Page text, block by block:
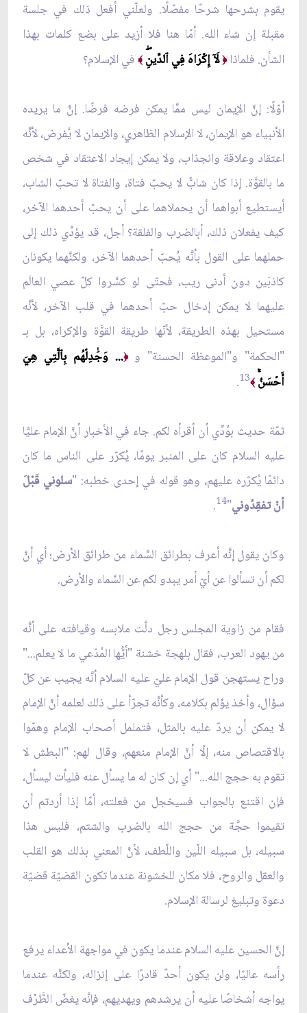
يقوم بشرحها شرحًا مفصّلًا. ولعلّني أفعل ذلك في جلسة
مقبلة إن شاء الله. أمّا هنا فلا أزيد على بضع كلمات بهذا
الشأن. فلماذا﴿لَآ إِكۡرَاهَ فِي ٱلدِّينِۖ ﴾في الإسلام؟
أوّلًا: إنَّ الإيمان ليس ممَّا يمكن فرضه فرضًا. إنَّ ما يريده
الأنبياء هو الإيمان، لا الإسلام الظاهري، والإيمان لا يُفرض، لأنَّه
اعتقاد وعلاقة وانجذاب، ولا يمكن إيجاد الاعتقاد في شخص
ما بالقوَّة. إذا كان شابٌّ لا يحبّ فتاة، والفتاة لا تحبّ الشاب،
أيستطيع أبواهما أن يحملاهما على أن يحبّ أحدهما الآخر،
كيف يفعلان ذلك، أبالضرب والفلقة؟ أجل، قد يؤدِّي ذلك إلى
حملهما على القول بأنَّه يُحبّ أحدهما الآخر، ولكنَّهما يكونان
كاذبَين دون أدنى ريب، فحتّى لو كسَّروا كلّ عصي العالَم
عليهما لا يمكن إدخال حبّ أحدهما في قلب الآخر، لأنَّه
مستحيل بهذه الطريقة، لأنّها طريقة القوَّة والإكراه، بل بـ
"الحكمة" و"الموعظة الحسنة" و
﴿... وَجَٰدِلۡهُم بِٱلَّتِي هِيَ
أَحۡسَنُۚ﴾13
.
ثمّة حديث بوُدِّي أن أقرأه لكم. جاء في الأخبار أنَّ الإمام عليًّا
عليه السلام كان على المنبر يومًا، يُكرّر على الناس ما كان
دائمًا يُكرّره عليهم، وهو قوله في إحدى خطبه: "سلوني قَبْلَ
أنْ تفقِدُوني"
14
.
وكان يقول إنَّه أعرف بطرائق السَّماء من طرائق الأرض؛ أي أنَّ
لكم أن تسألوا عن أيّ أمر يبدو لكم عن السَّماء والأرض.
فقام من زاوية المجلس رجل دلَّت ملابسه وقيافته على أنَّه
من يهود العرب، فقال بلهجة خشنة "أيُّها المُدّعي ما لا يعلم..."
وراح يستهجن قول الإمام عليّ عليه السلام أنَّه يجيب عن كلّ
سؤال، وأخذ يؤلم بكلامه، وكأنَّه تجرّأ على ذلك لعلمه أنَّ الإمام
لا يمكن أن يردّ عليه بالمثل، فتململ أصحاب الإمام وهمّوا
بالاقتصاص منه، إلّا أنَّ الإمام منعهم، وقال لهم: "البطش لا
تقوم به حجج الله..." أي إن كان له ما يسأل عنه فليأت ليسأل،
فإن اقتنع بالجواب فسيخجل من فعلته، أمّا إذا أردتم أن
تقيموا حجَّة من حجج الله بالضرب والشتم، فليس هذا
سبيله، بل سبيله اللّين واللّطف، لأنَّ المعني بذلك هو القلب
والعقل والروح، فلا مكان للخشونة عندما تكون القضيّة قضيّة
دعوة وتبليغ لرسالة الإسلام.
إنَّ الحسين عليه السلام عندما يكون في مواجهة الأعداء يرفع
رأسه عاليًا، ولن يكون أحدٌ قادرًا على إنزاله، ولكنَّه عندما
يواجه أشخاصًا عليه أن يرشدهم ويهديهم، فإنَّه يغضّ الطَّرْف